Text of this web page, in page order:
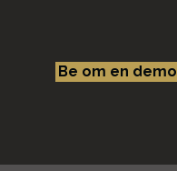
Be om en demo